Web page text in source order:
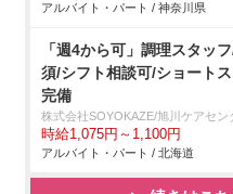
アルバイト・パート / 神奈川県
「週4から可」調理スタッ
須/シフト相談可/ショート
完備
株式会社SOYOKAZE/旭川ケアセン
時給1,075円～1,100円
アルバイト・パート / 北海道